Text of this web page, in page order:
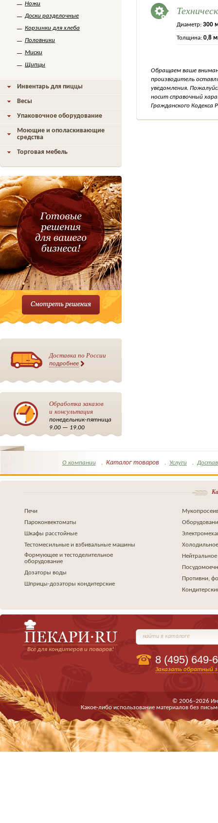
Диаметр: 300
Толщина: 0,8
Обращаем ваше
производитель
уведомления.
носит справочный
Гражданского Кодекса
Ножи
Доски разделочные
Корзинки для хлеба
Половники
Миски
Щипцы
Инвентарь для пиццы
Весы
Упаковочное оборудование
Моющие и ополаскивающие
средства
Торговая мебель
Доставка по России
подробнее
Обработка заказов
и консультация
понедельник-пятница
9.00 — 19.00
О компании Каталог товаров Услуги
Печи
Пароконвектоматы
Шкафы расстойные
Тестомесильные и взбивальные машины
Формующее и тестоделительное
оборудование
Дозаторы воды
Шприцы-дозаторы кондитерские
Противни,
Всё для кондитеров и поваров!
найти в каталоге
8 (495) 649-
Заказать обратный
© 2006–2026
Какое-либо использование материалов без